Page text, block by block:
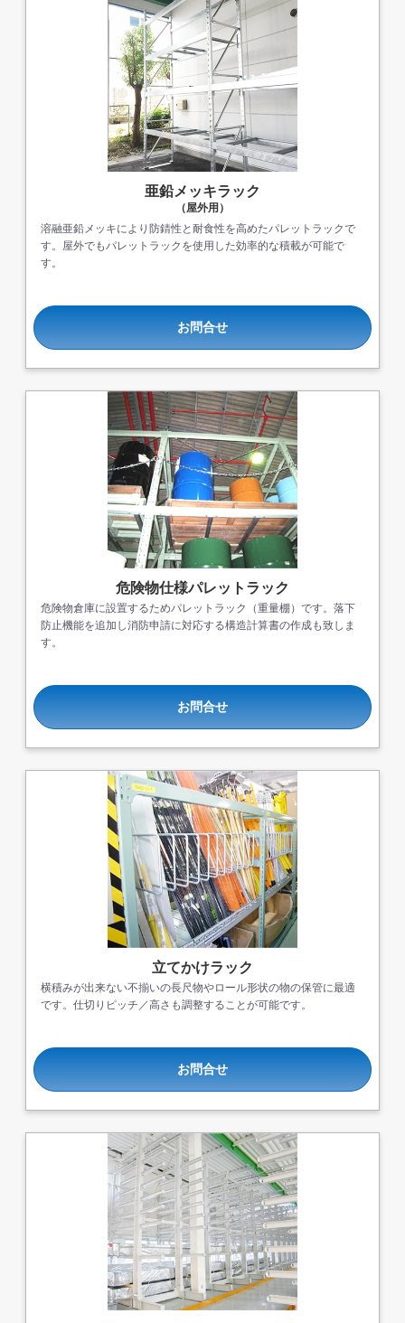
亜鉛メッキラック
（屋外用）
溶融亜鉛メッキにより防錆性と耐食性を高めたパレットラックで
す。屋外でもパレットラックを使用した効率的な積載が可能で
す。
お問合せ
危険物仕様パレットラック
危険物倉庫に設置するためパレットラック（重量棚）です。落下
防止機能を追加し消防申請に対応する構造計算書の作成も致しま
す。
お問合せ
立てかけラック
横積みが出来ない不揃いの長尺物やロール形状の物の保管に最適
です。仕切りピッチ／高さも調整することが可能です。
お問合せ